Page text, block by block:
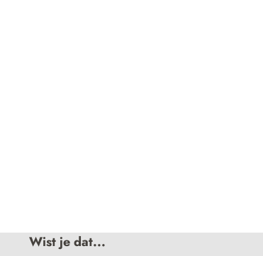
Wist je dat...